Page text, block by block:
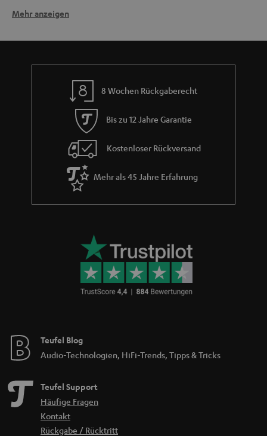
Kleine Boxen, großer Sound
Mitteltönern sorgt für eine klare Sprachwiedergabe. Eine ergreifende
Soundkulisse mit starkem Bass, beständigen Mitten und klaren Höhen
machen jeden Film zu einem Sound-Hit.
Cubycon Serie sind High End Microautsprecher. Eigentlich
ein Paradoxon: High End und Micro? Das geht nicht. Doch, und zwar, wenn
Teufel draufsteht. Mehr High-Class-Sound pro cm² geht absolut nicht. Klein
aber extrem chic. Die Hochleistungs-Bassperformance übernimmt ein
leistungsstarker Subwoofer. Hochauflösender Sound – egal ob für
Heimkino, Musik oder Games – höchst detailliert in den Hoch- und
Mitteltonbereich, extrem potent im Bassbereich.
akustisch umso präsenter- High End und High Definition war noch nie so
Mehr anzeigen
8 Wochen Rückgaberecht
Bis zu 12 Jahre Garantie
Kostenloser Rückversand
Mehr als 45 Jahre Erfahrung
Teufel Blog
Audio-Technologien, HiFi-Trends, Tipps & Tricks
Teufel Support
Häufige Fragen
Kontakt
Rückgabe / Rücktritt